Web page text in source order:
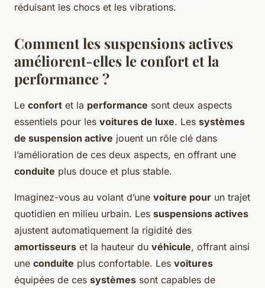
réduisant les chocs et les vibrations.
Comment les suspensions actives
améliorent-elles le confort et la
performance ?
Le confort et la performance sont deux aspects
essentiels pour les voitures de luxe. Les systèmes
de suspension active jouent un rôle clé dans
l’amélioration de ces deux aspects, en offrant une
conduite plus douce et plus stable.
Imaginez-vous au volant d’une voiture pour un trajet
quotidien en milieu urbain. Les suspensions actives
ajustent automatiquement la rigidité des
amortisseurs et la hauteur du véhicule, offrant ainsi
une conduite plus confortable. Les voitures
équipées de ces systèmes sont capables de